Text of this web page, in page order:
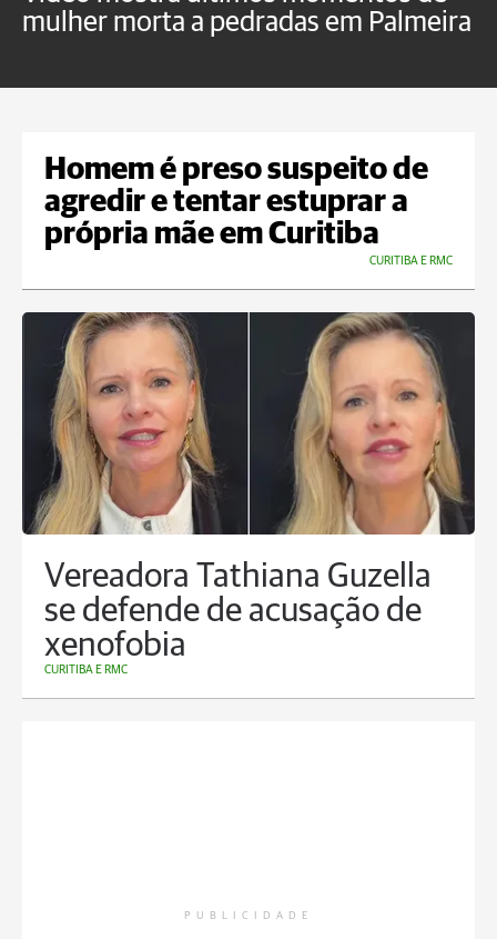
mulher morta a pedradas em Palmeira
Homem é preso suspeito de
agredir e tentar estuprar a
própria mãe em Curitiba
CURITIBA E RMC
Vereadora Tathiana Guzella
se defende de acusação de
xenofobia
CURITIBA E RMC
PUBLICIDADE